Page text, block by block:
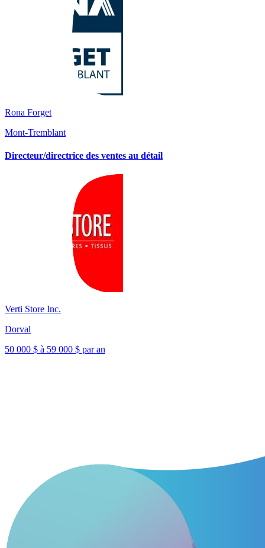
Rona Forget
Mont-Tremblant
Directeur/directrice des ventes au détail
Verti Store Inc.
Dorval
50 000 $ à 59 000 $ par an